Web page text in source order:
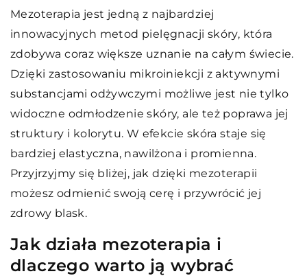
Mezoterapia jest jedną z najbardziej
innowacyjnych metod pielęgnacji skóry, która
zdobywa coraz większe uznanie na całym świecie.
Dzięki zastosowaniu mikroiniekcji z aktywnymi
substancjami odżywczymi możliwe jest nie tylko
widoczne odmłodzenie skóry, ale też poprawa jej
struktury i kolorytu. W efekcie skóra staje się
bardziej elastyczna, nawilżona i promienna.
Przyjrzyjmy się bliżej, jak dzięki mezoterapii
możesz odmienić swoją cerę i przywrócić jej
zdrowy blask.
Jak działa mezoterapia i
dlaczego warto ją wybrać